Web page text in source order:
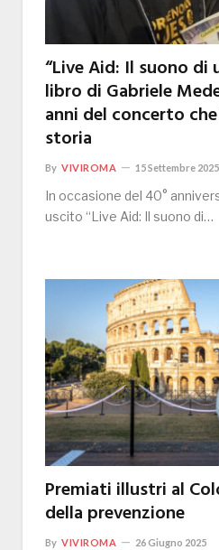
“Live Aid: Il suono di
libro di Gabriele
anni del concerto
storia
By VIVIROMA 15 Settembre 2025
In occasione del 40°
uscito “Live Aid: Il suono di…
Premiati illustri al
della prevenzione
By VIVIROMA 26 Giugno 2025